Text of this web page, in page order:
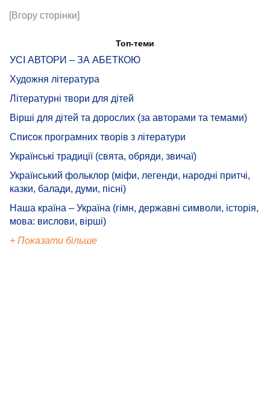
[Вгору сторінки]
Топ-теми
УСІ АВТОРИ – ЗА АБЕТКОЮ
Художня література
Літературні твори для дітей
Вірші для дітей та дорослих (за авторами та темами)
Список програмних творів з літератури
Українські традиції (свята, обряди, звичаї)
Український фольклор (міфи, легенди, народні притчі,
казки, балади, думи, пісні)
Наша країна – Україна (гімн, державні символи, історія,
мова: вислови, вірші)
+ Показати більше